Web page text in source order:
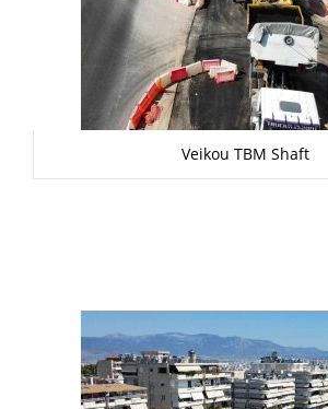
Veikou TBM Shaft